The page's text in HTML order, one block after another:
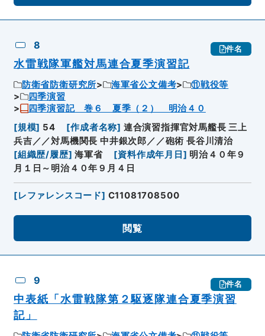
8 件名
水雷戦隊軍艦対馬連合夏季演習記
防衛省防衛研究所 海軍省公文備考
⑪戦役等
四季演習
四季演習記 巻６ 夏季（２） 明治４０
[規模] 54 [作成者名称] 連合演習指揮官対馬艦長 三上
兵吉／／対馬機関長 中井銀次郎／／砲術 長谷川清治
[組織歴/履歴] 海軍省 [資料作成年月日 ] 明治４０年９
月１日～明治４０年９月４日
[レファレンスコード] C11081708500
閲覧
9 件名
中表紙「水雷戦隊第２駆逐隊連合夏季演習
記」